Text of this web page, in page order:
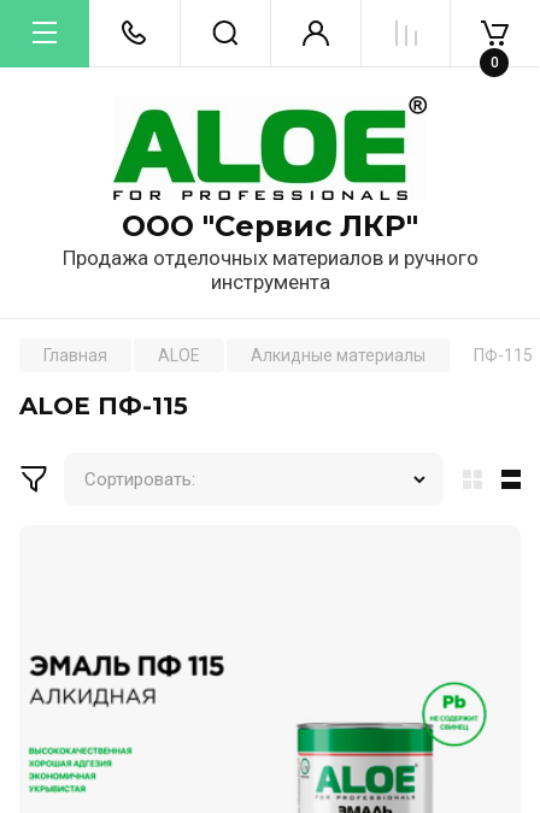
ООО "Сервис ЛКР"
Продажа отделочных материалов и ручного
инструмента
0
Главная ALOE Алкидные материалы ПФ-115
ALOE ПФ-115
Сортировать: